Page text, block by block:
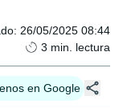
: 26/05/2025 08:44
3 min. lectura
en Google